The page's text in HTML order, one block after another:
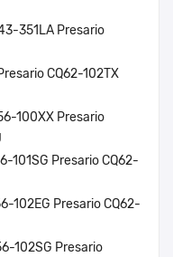
351LA Presario
CQ62-102TX
100XX Presario
101SG Presario CQ62-
102EG Presario CQ62-
102SG Presario